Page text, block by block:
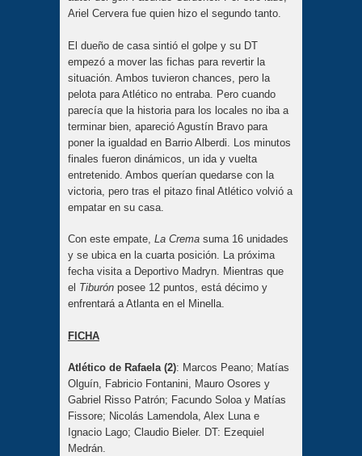
Ariel Cervera fue quien hizo el segundo tanto.
El dueño de casa sintió el golpe y su DT
empezó a mover las fichas para revertir la
situación. Ambos tuvieron chances, pero la
pelota para Atlético no entraba. Pero cuando
parecía que la historia para los locales no iba a
terminar bien, apareció Agustín Bravo para
poner la igualdad en Barrio Alberdi. Los minutos
finales fueron dinámicos, un ida y vuelta
entretenido. Ambos querían quedarse con la
victoria, pero tras el pitazo final Atlético volvió a
empatar en su casa.
Con este empate, La Crema suma 16 unidades
y se ubica en la cuarta posición. La próxima
fecha visita a Deportivo Madryn. Mientras que
el Tiburón posee 12 puntos, está décimo y
enfrentará a Atlanta en el Minella.
FICHA
Atlético de Rafaela (2): Marcos Peano; Matías
Olguín, Fabricio Fontanini, Mauro Osores y
Gabriel Risso Patrón; Facundo Soloa y Matías
Fissore; Nicolás Lamendola, Alex Luna e
Ignacio Lago; Claudio Bieler. DT: Ezequiel
Medrán.